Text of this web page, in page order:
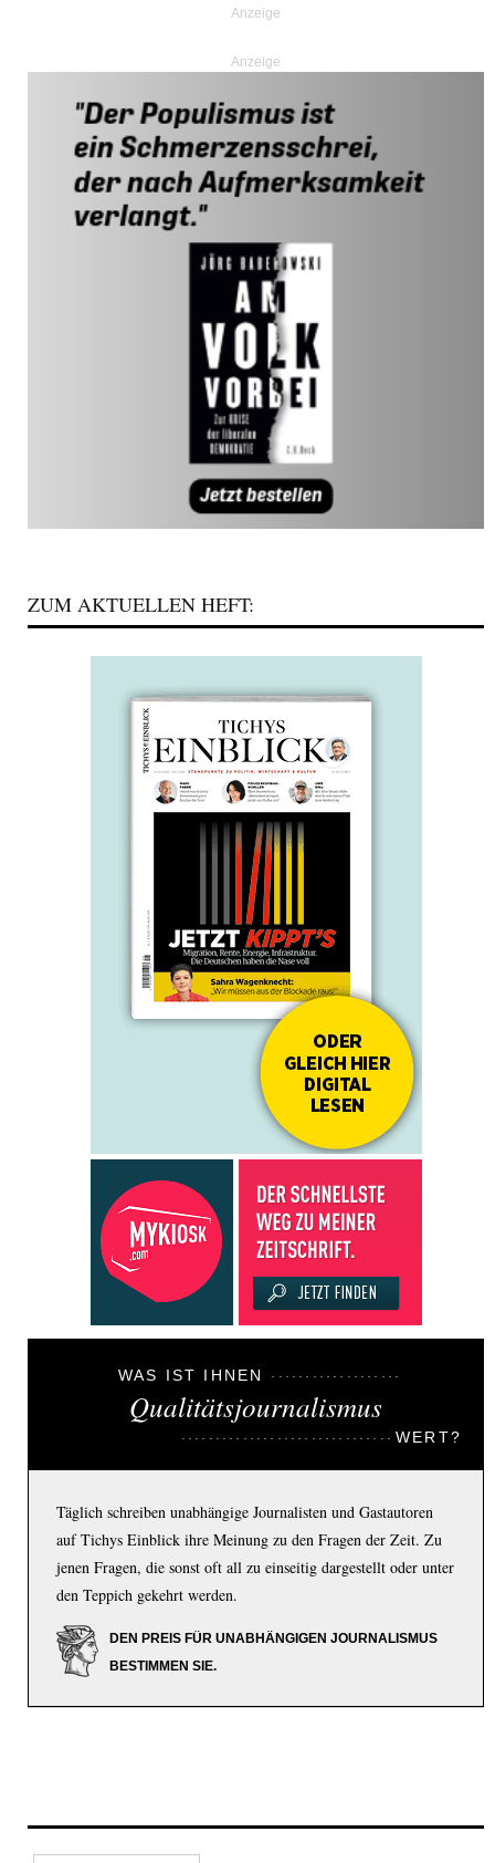
Anzeige
ZUM AKTUELLEN HEFT:
WAS IST IHNEN
Qualitätsjournalismus
WERT?
Täglich schreiben unabhängige Journalisten und Gastautoren
auf Tichys Einblick ihre Meinung zu den Fragen der Zeit. Zu
jenen Fragen, die sonst oft all zu einseitig dargestellt oder unter
den Teppich gekehrt werden.
DEN PREIS FÜR UNABHÄNGIGEN JOURNALISMUS
BESTIMMEN SIE.